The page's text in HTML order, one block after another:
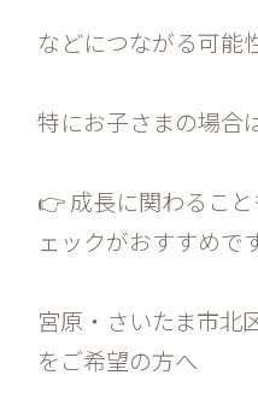
などにつながる可能
特にお子さまの場合
👉 成長に関わるこ
ェックがおすすめです
宮原・さいたま市北
をご希望の方へ